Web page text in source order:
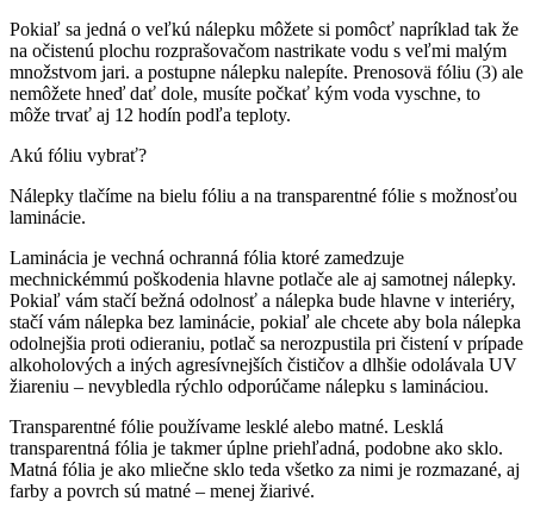
Pokiaľ sa jedná o veľkú nálepku môžete si pomôcť napríklad tak že
na očistenú plochu rozprašovačom nastrikate vodu s veľmi malým
množstvom jari. a postupne nálepku nalepíte. Prenosovä fóliu (3) ale
nemôžete hneď dať dole, musíte počkať kým voda vyschne, to
môže trvať aj 12 hodín podľa teploty.
Akú fóliu vybrať?
Nálepky tlačíme na bielu fóliu a na transparentné fólie s možnosťou
laminácie.
Laminácia je vechná ochranná fólia ktoré zamedzuje
mechnickémmú poškodenia hlavne potlače ale aj samotnej nálepky.
Pokiaľ vám stačí bežná odolnosť a nálepka bude hlavne v interiéry,
stačí vám nálepka bez laminácie, pokiaľ ale chcete aby bola nálepka
odolnejšia proti odieraniu, potlač sa nerozpustila pri čistení v prípade
alkoholových a iných agresívnejších čističov a dlhšie odolávala UV
žiareniu – nevybledla rýchlo odporúčame nálepku s lamináciou.
Transparentné fólie používame lesklé alebo matné. Lesklá
transparentná fólia je takmer úplne priehľadná, podobne ako sklo.
Matná fólia je ako mliečne sklo teda všetko za nimi je rozmazané, aj
farby a povrch sú matné – menej žiarivé.